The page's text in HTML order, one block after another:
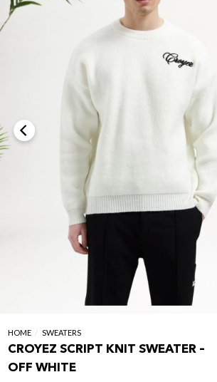
HOME / SWEATERS
CROYEZ SCRIPT KNIT SWEATER –
OFF WHITE